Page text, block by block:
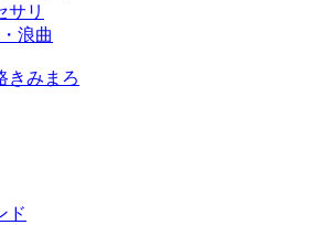
サリ
浪曲
きみまろ
ド